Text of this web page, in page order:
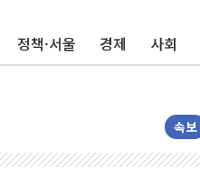
정책·서울 경제 사회
속보